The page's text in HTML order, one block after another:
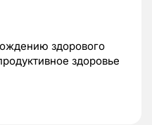
здорового
здоровье